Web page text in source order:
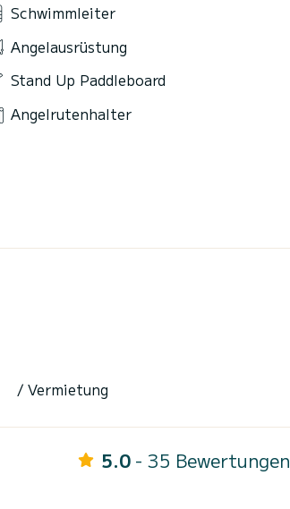
Schwimmleiter
Angelausrüstung
Stand Up Paddleboard
Angelrutenhalter
/ Vermietung
5.0 - 35 Bewertungen